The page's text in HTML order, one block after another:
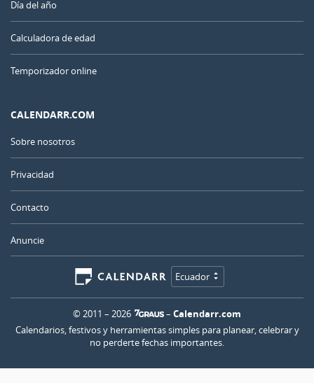
Día del año
Calculadora de edad
Temporizador online
CALENDARR.COM
Sobre nosotros
Privacidad
Contacto
Anuncie
Ecuador
© 2011 – 2026 – Calendarr.com
Calendarios, festivos y herramientas simples para planear, celebrar y
no perderte fechas importantes.